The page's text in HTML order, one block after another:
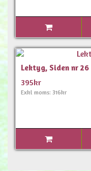
Lektyg, Siden nr 26
395kr
Exkl moms: 316kr